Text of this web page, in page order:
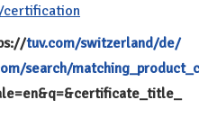
certification
tuv.com/switzerland/de/
search/